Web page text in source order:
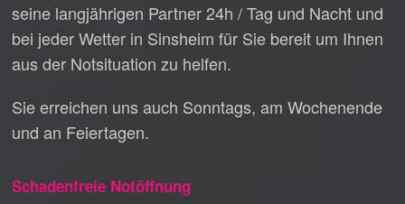
seine langjährigen Partner 24h / Tag und Nacht und
bei jeder Wetter in Sinsheim für Sie bereit um Ihnen
aus der Notsituation zu helfen.
Sie erreichen uns auch Sonntags, am Wochenende
und an Feiertagen.
Schadenfreie Notöffnung